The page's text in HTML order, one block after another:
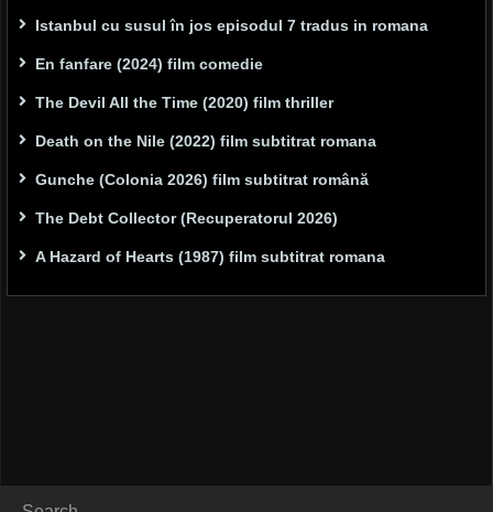
Istanbul cu susul în jos episodul 7 tradus in romana
En fanfare (2024) film comedie
The Devil All the Time (2020) film thriller
Death on the Nile (2022) film subtitrat romana
Gunche (Colonia 2026) film subtitrat română
The Debt Collector (Recuperatorul 2026)
A Hazard of Hearts (1987) film subtitrat romana